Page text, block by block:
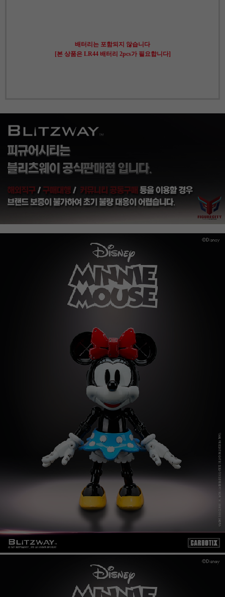
배터리는 포함되지 않습니다
[본 상품은 LR44 배터리 2pcs가 필요합니다]